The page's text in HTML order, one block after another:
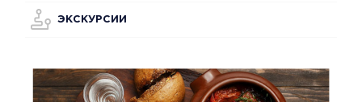
ЭКСКУРСИИ